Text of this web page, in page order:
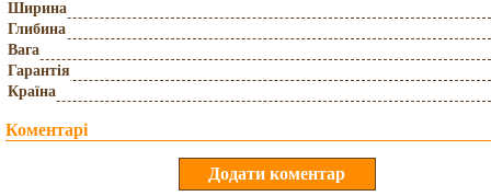
Ширина
Глибина
Вага
Гарантія
Країна
Коментарі